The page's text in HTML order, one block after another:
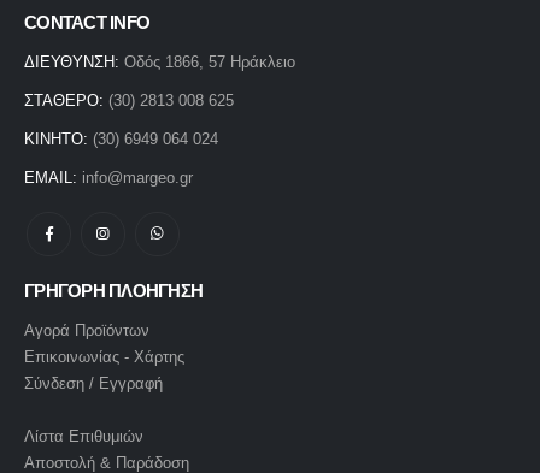
CONTACT INFO
ΔΙΕΥΘΥΝΣΗ: Οδός 1866, 57 Ηράκλειο
ΣΤΑΘΕΡΟ: (30) 2813 008 625
ΚΙΝΗΤΟ: (30) 6949 064 024
EMAIL: info@margeo.gr
ΓΡΗΓΟΡΗ ΠΛΟΗΓΗΣΗ
Αγορά Προϊόντων
Επικοινωνίας - Χάρτης
Σύνδεση / Εγγραφή
Λίστα Επιθυμιών
Αποστολή & Παράδοση